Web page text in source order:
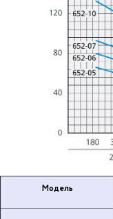
Модель